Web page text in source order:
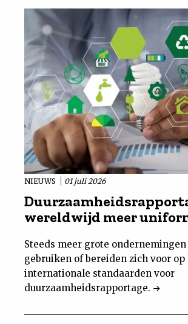
NIEUWS 01 juli 2026
wereldwijd meer
Steeds meer grote
gebruiken of bereiden zich voor
internationale standaarden voor
duurzaamheidsrapportage.